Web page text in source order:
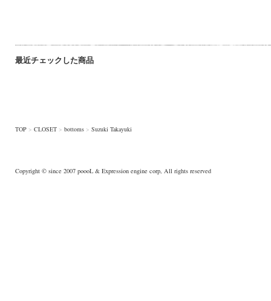
最近チェックした商品
TOP > CLOSET > bottoms > Suzuki Takayuki
Copyright © since 2007 poooL & Expression engine corp, All rights reserved